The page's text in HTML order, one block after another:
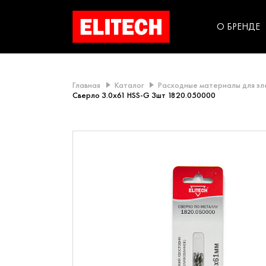
О БРЕНДЕ
Главная Каталог Расходные материалы для
Сверло 3.0х61 HSS-G 3шт 1820.050000